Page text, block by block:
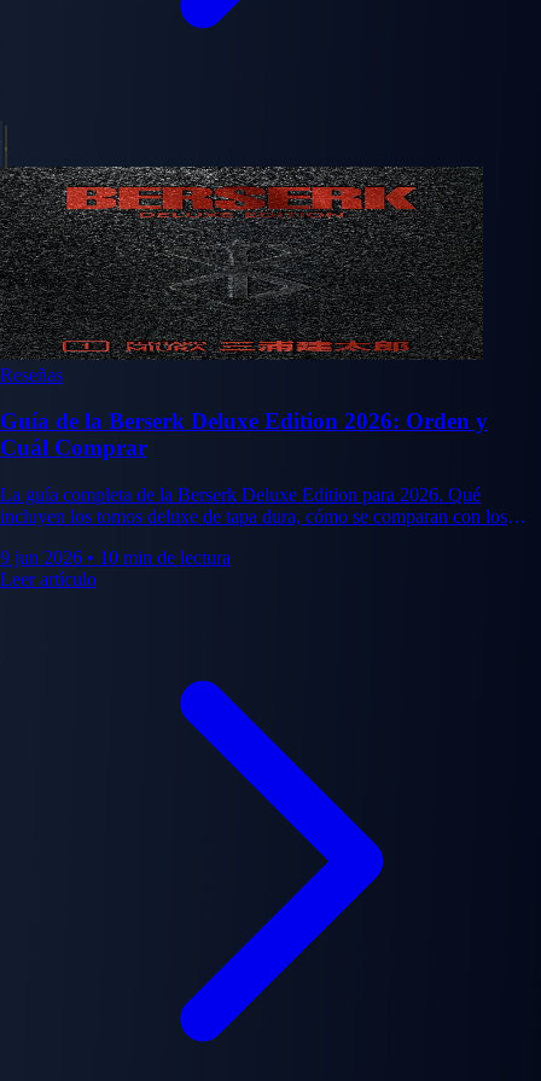
Reseñas
Guía de la Berserk Deluxe Edition 2026: Orden y
Cuál Comprar
La guía completa de la Berserk Deluxe Edition para 2026. Qué
incluyen los tomos deluxe de tapa dura, cómo se comparan con los
9 jun 2026 • 10 min de lectura
Leer artículo